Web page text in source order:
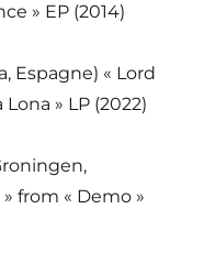
» EP (2014)
Espagne) « Lord
» LP (2022)
from « Demo »